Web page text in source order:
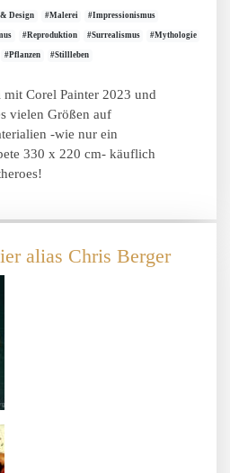
Design #Malerei #Impressionismus
#Reproduktion #Surrealismus #Mythologie
#Pflanzen #Stillleben
Corel Painter 2023 und
vielen Größen auf
-wie nur ein
330 x 220 cm- käuflich
alias Chris Berger